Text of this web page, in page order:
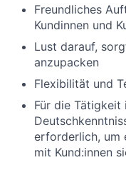
Freundliches
Kundinnen und
Lust darauf,
anzupacken
Flexibilität und
Für die
erforderlich, um
mit Kund:innen